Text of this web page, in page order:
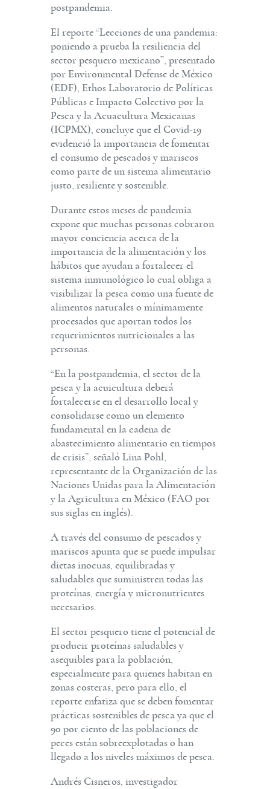
postpandemia.
El reporte “Lecciones de una pandemia:
poniendo a prueba la resiliencia del
sector pesquero mexicano”, presentado
por Environmental Defense de México
(EDF), Ethos Laboratorio de Políticas
Públicas e Impacto Colectivo por la
Pesca y la Acuacultura Mexicanas
(ICPMX), concluye que el Covid-19
evidenció la importancia de fomentar
el consumo de pescados y mariscos
como parte de un sistema alimentario
justo, resiliente y sostenible.
Durante estos meses de pandemia
expone que muchas personas cobraron
mayor conciencia acerca de la
importancia de la alimentación y los
hábitos que ayudan a fortalecer el
sistema inmunológico lo cual obliga a
visibilizar la pesca como una fuente de
alimentos naturales o mínimamente
procesados que aportan todos los
requerimientos nutricionales a las
personas.
“En la postpandemia, el sector de la
pesca y la acuicultura deberá
fortalecerse en el desarrollo local y
consolidarse como un elemento
fundamental en la cadena de
abastecimiento alimentario en tiempos
de crisis”, señaló Lina Pohl,
representante de la Organización de las
Naciones Unidas para la Alimentación
y la Agricultura en México (FAO por
sus siglas en inglés).
A través del consumo de pescados y
mariscos apunta que se puede impulsar
dietas inocuas, equilibradas y
saludables que suministren todas las
proteínas, energía y micronutrientes
necesarios.
El sector pesquero tiene el potencial de
producir proteínas saludables y
asequibles para la población,
especialmente para quienes habitan en
zonas costeras, pero para ello, el
reporte enfatiza que se deben fomentar
prácticas sostenibles de pesca ya que el
90 por ciento de las poblaciones de
peces están sobreexplotadas o han
llegado a los niveles máximos de pesca.
Andrés Cisneros, investigador